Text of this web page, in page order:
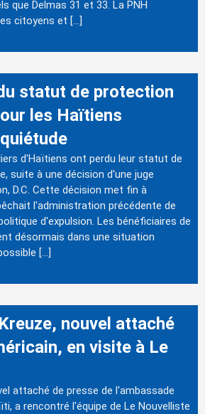
que Delmas 31 et 33. La PNH
citoyens et […]
statut de protection
les Haïtiens
d'Haïtiens ont perdu leur statut de
suite à une décision d'une juge
D.C. Cette décision met fin à
l'administration précédente de
d'expulsion. Les bénéficiaires de
désormais dans une situation
[…]
nouvel attaché
en visite à Le
attaché de presse de l'ambassade
a rencontré l'équipe de Le Nouvelliste